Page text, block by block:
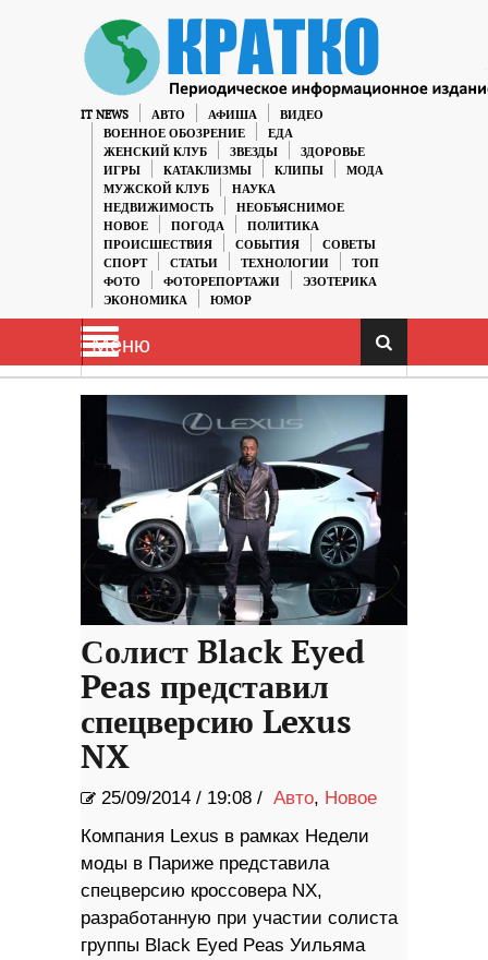
IT NEWS АВТО АФИША
ВИДЕО
ВОЕННОЕ ОБОЗРЕНИЕ
ЕДА
ЖЕНСКИЙ КЛУБ
ЗВЕЗДЫ
ЗДОРОВЬЕ
ИГРЫ
КАТАКЛИЗМЫ КЛИПЫ
МОДА
МУЖСКОЙ КЛУБ
НАУКА
НЕДВИЖИМОСТЬ
НЕОБЪЯСНИМОЕ
НОВОЕ
ПОГОДА
ПОЛИТИКА
ПРОИСШЕСТВИЯ
СОБЫТИЯ
СОВЕТЫ
СПОРТ
СТАТЬИ ТЕХНОЛОГИИ
ТОП
ФОТО
ФОТОРЕПОРТАЖИ
ЭЗОТЕРИКА
ЭКОНОМИКА
ЮМОР
Меню
Солист Black Eyed
Peas представил
спецверсию Lexus
NX
25/09/2014 / 19:08 / Авто, Новое
Компания Lexus в рамках Недели
моды в Париже представила
спецверсию кроссовера NX,
разработанную при участии солиста
группы Black Eyed Peas Уильяма